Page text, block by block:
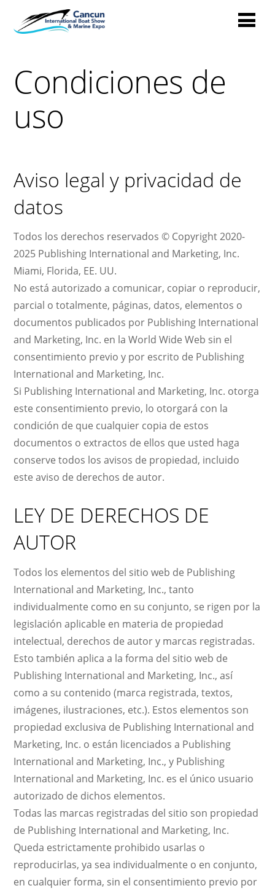
Condiciones de
uso
Aviso legal y privacidad de
datos
Todos los derechos reservados © Copyright 2020-
2025 Publishing International and Marketing, Inc.
Miami, Florida, EE. UU.
No está autorizado a comunicar, copiar o reproducir,
parcial o totalmente, páginas, datos, elementos o
documentos publicados por Publishing International
and Marketing, Inc. en la World Wide Web sin el
consentimiento previo y por escrito de Publishing
International and Marketing, Inc.
Si Publishing International and Marketing, Inc. otorga
este consentimiento previo, lo otorgará con la
condición de que cualquier copia de estos
documentos o extractos de ellos que usted haga
conserve todos los avisos de propiedad, incluido
este aviso de derechos de autor.
LEY DE DERECHOS DE
AUTOR
Todos los elementos del sitio web de Publishing
International and Marketing, Inc., tanto
individualmente como en su conjunto, se rigen por la
legislación aplicable en materia de propiedad
intelectual, derechos de autor y marcas registradas.
Esto también aplica a la forma del sitio web de
Publishing International and Marketing, Inc., así
como a su contenido (marca registrada, textos,
imágenes, ilustraciones, etc.). Estos elementos son
propiedad exclusiva de Publishing International and
Marketing, Inc. o están licenciados a Publishing
International and Marketing, Inc., y Publishing
International and Marketing, Inc. es el único usuario
autorizado de dichos elementos.
Todas las marcas registradas del sitio son propiedad
de Publishing International and Marketing, Inc.
Queda estrictamente prohibido usarlas o
reproducirlas, ya sea individualmente o en conjunto,
en cualquier forma, sin el consentimiento previo por